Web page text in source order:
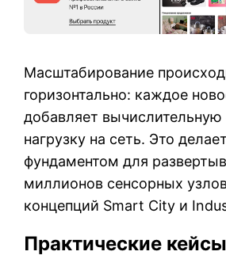
Масштабирование
горизонтально: каждое
добавляет вычислительную
нагрузку на сеть. Это
фундаментом для
миллионов сенсорных
концепций Smart City и
Практические